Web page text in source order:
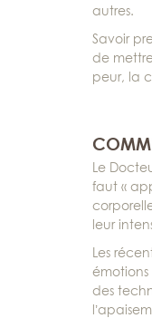
autres.
Savoir
de
peur, la
Le
faut «
leur
Les
des